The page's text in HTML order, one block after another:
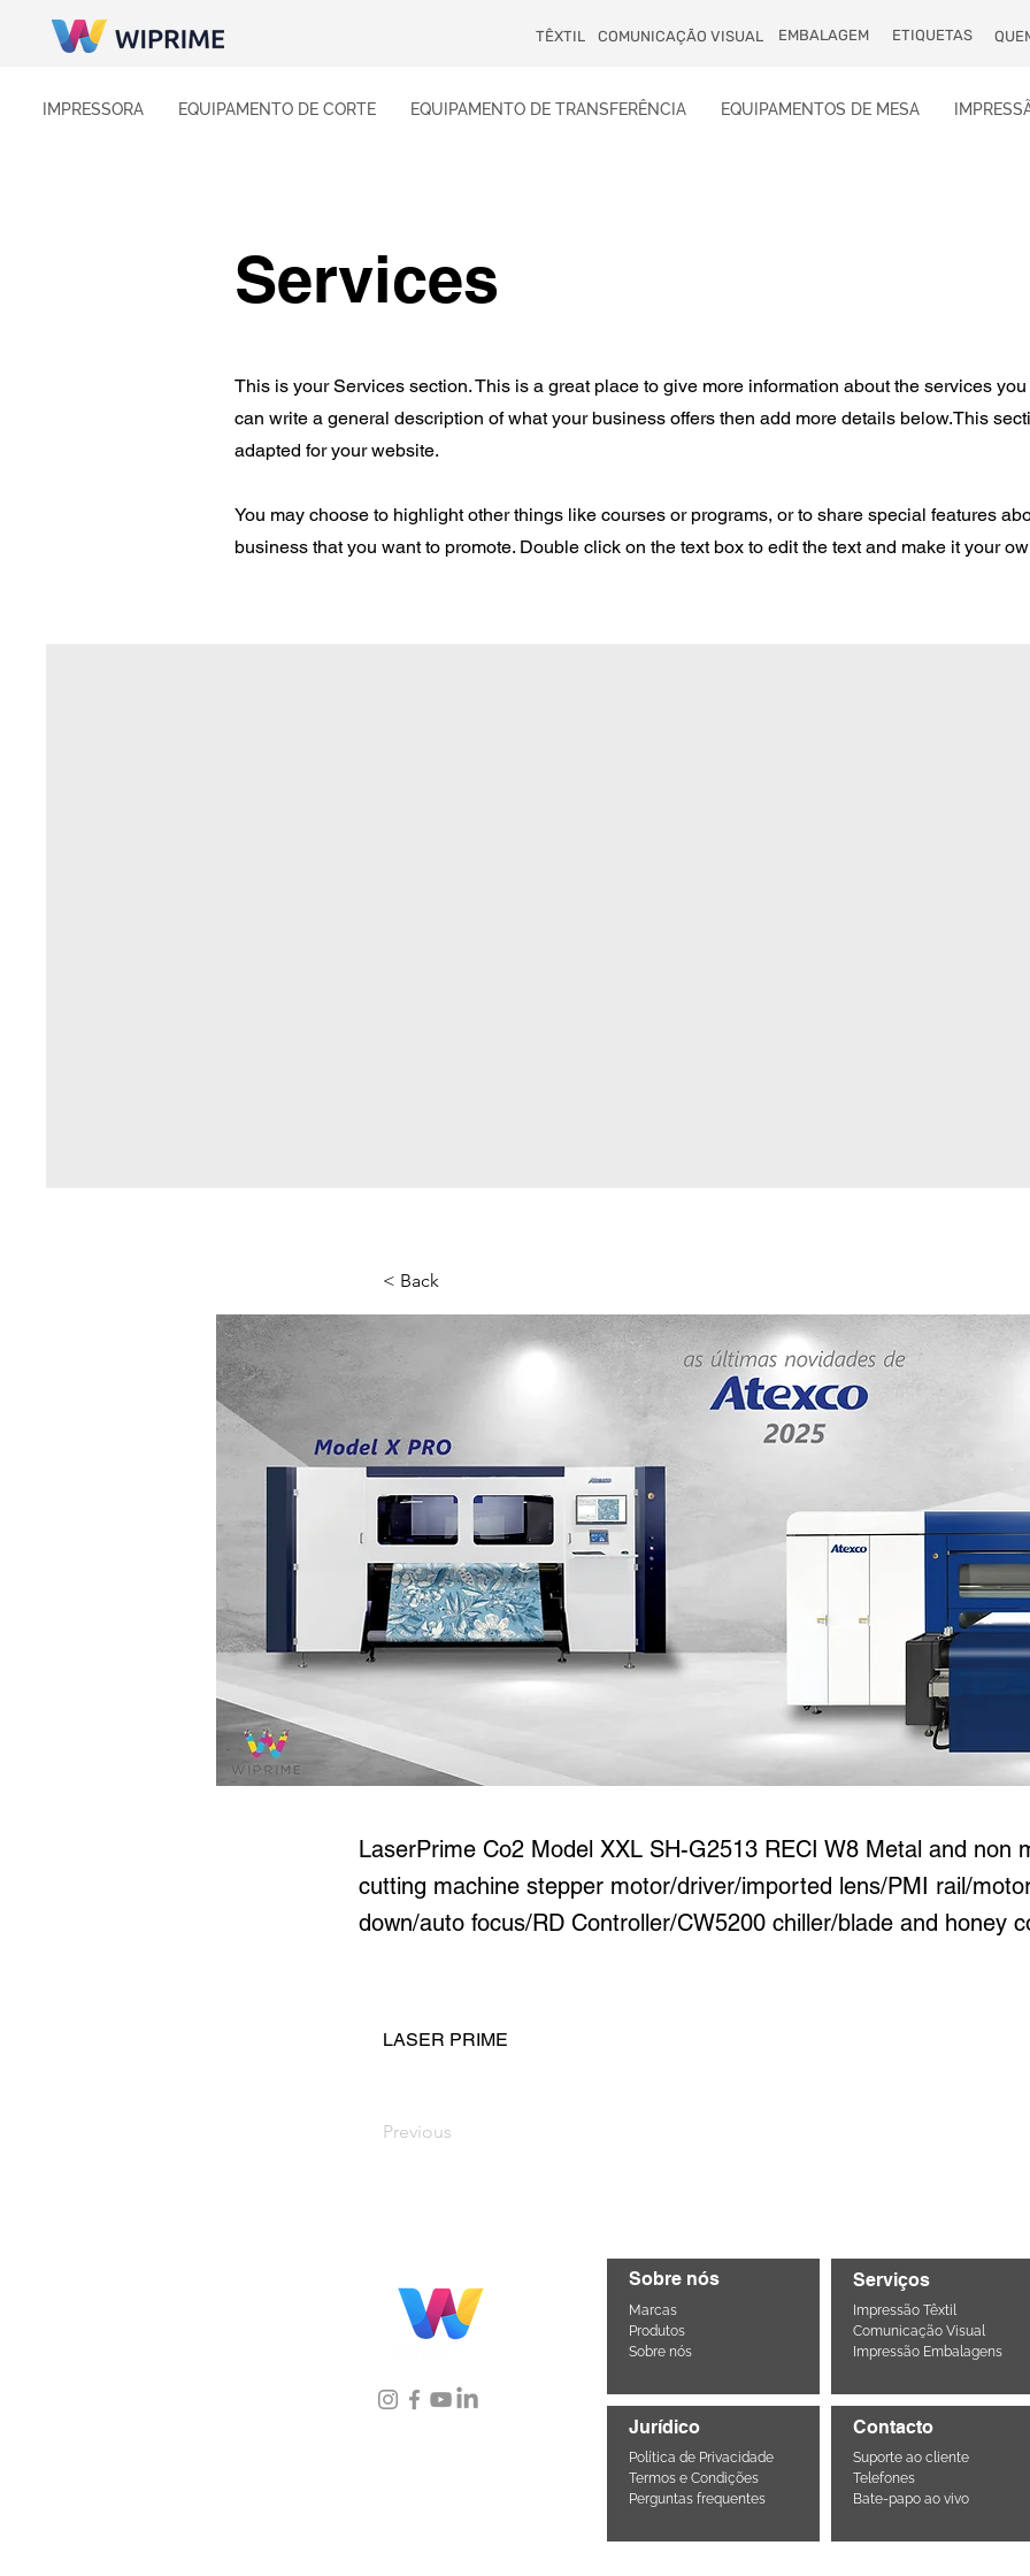
TÊXTIL COMUNICAÇÃO VISUAL EMBALAGEM ETIQUETAS
IMPRESSORA EQUIPAMENTO DE CORTE EQUIPAMENTO DE TRANSFERÊNCIA EQUIPAMENTOS DE MESA
Services
This is your Services section. This is a great place to give more information about the services you
can write a general description of what your business offers then add more details below.This
adapted for your website.
You may choose to highlight other things like courses or programs, or to share special features
business that you want to promote. Double click on the text box to edit the text and make it your
< Back
LASER Prime PRO 1390
LaserPrime Co2 Model XXL SH-G2513 RECI W8 Metal and non
cutting machine stepper motor/driver/imported lens/PMI rail/
down/auto focus/RD Controller/CW5200 chiller/blade and honey
LASER PRIME
Previous
Sobre nós
Marcas
Produtos
Sobre nós
Jurídico
Política de Privacidade
Termos e Condições
Perguntas frequentes
Serviços
Impressão Têxtil
Comunicação Visual
Impressão Embalagens
Contacto
Suporte ao cliente
Telefones
Bate-papo ao vivo